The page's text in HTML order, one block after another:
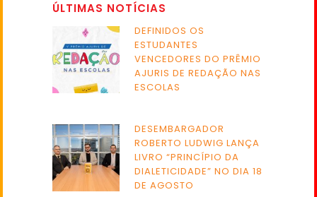
ÚLTIMAS NOTÍCIAS
DEFINIDOS OS
ESTUDANTES
VENCEDORES DO PRÊMIO
AJURIS DE REDAÇÃO NAS
ESCOLAS
DESEMBARGADOR
ROBERTO LUDWIG LANÇA
LIVRO “PRINCÍPIO DA
DIALETICIDADE” NO DIA 18
DE AGOSTO